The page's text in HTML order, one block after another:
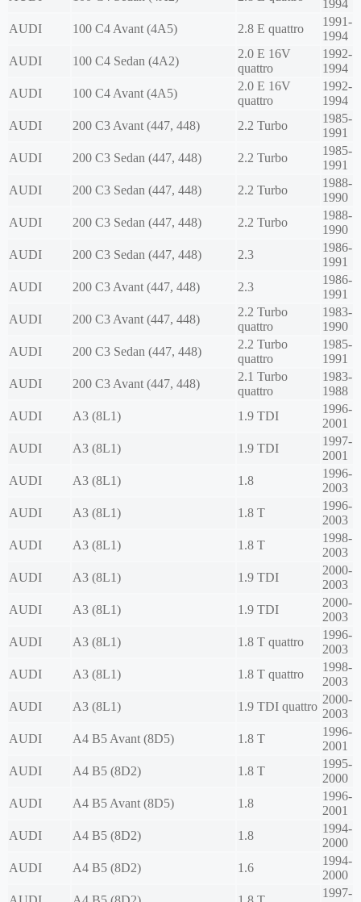
1994
AUDI
100 C4 Avant (4A5) 2.8 E quattro
1991-
1994
AUDI
100 C4 Sedan (4A2)
2.0 E 16V
quattro
1992-
1994
AUDI
100 C4 Avant (4A5)
2.0 E 16V
quattro
1992-
1994
AUDI
200 C3 Avant (447, 448) 2.2 Turbo
1985-
1991
AUDI
200 C3 Sedan (447, 448) 2.2 Turbo
1985-
1991
AUDI
200 C3 Sedan (447, 448) 2.2 Turbo
1988-
1990
AUDI
200 C3 Sedan (447, 448) 2.2 Turbo
1988-
1990
AUDI
200 C3 Sedan (447, 448) 2.3
1986-
1991
AUDI
200 C3 Avant (447, 448) 2.3
1986-
1991
AUDI
200 C3 Avant (447, 448)
2.2 Turbo
quattro
1983-
1990
AUDI
200 C3 Sedan (447, 448)
2.2 Turbo
quattro
1985-
1991
AUDI
200 C3 Avant (447, 448)
2.1 Turbo
quattro
1983-
1988
AUDI
A3 (8L1) 1.9 TDI
1996-
2001
AUDI
A3 (8L1) 1.9 TDI
1997-
2001
AUDI
A3 (8L1) 1.8
1996-
2003
AUDI
A3 (8L1) 1.8 T
1996-
2003
AUDI
A3 (8L1) 1.8 T
1998-
2003
AUDI
A3 (8L1) 1.9 TDI
2000-
2003
AUDI
A3 (8L1) 1.9 TDI
2000-
2003
AUDI
A3 (8L1) 1.8 T quattro
1996-
2003
AUDI
A3 (8L1) 1.8 T quattro
1998-
2003
AUDI
A3 (8L1) 1.9 TDI quattro
2000-
2003
AUDI
A4 B5 Avant (8D5) 1.8 T
1996-
2001
AUDI
A4 B5 (8D2) 1.8 T
1995-
2000
AUDI
A4 B5 Avant (8D5) 1.8
1996-
2001
AUDI
A4 B5 (8D2) 1.8
1994-
2000
AUDI
A4 B5 (8D2) 1.6
1994-
2000
1997-